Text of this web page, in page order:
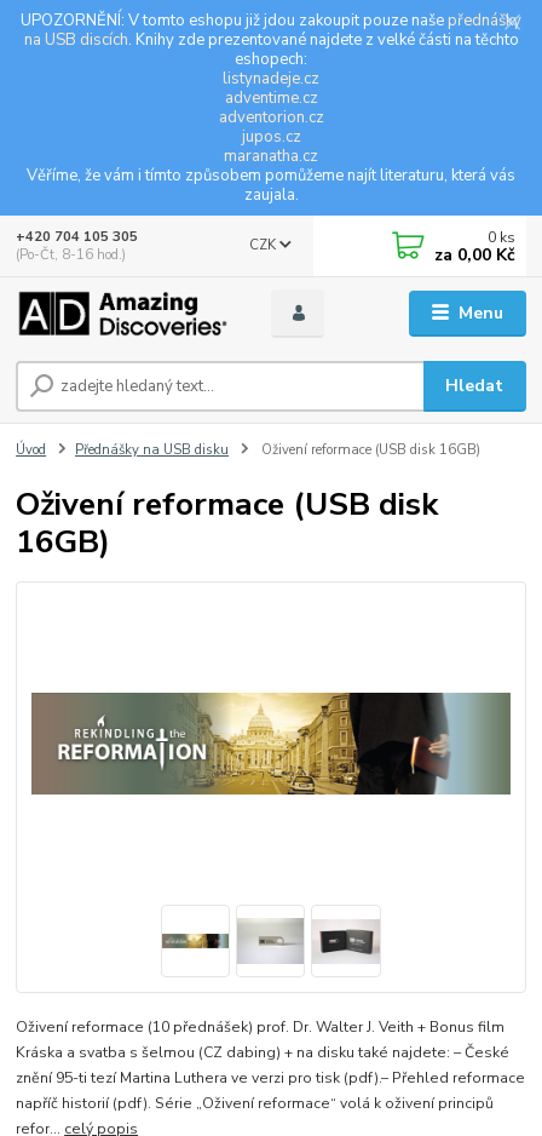
UPOZORNĚNÍ: V tomto eshopu již jdou zakoupit pouze naše přednášky
na USB discích. Knihy zde prezentované najdete z velké části na těchto
eshopech:
listynadeje.cz
adventime.cz
adventorion.cz
jupos.cz
maranatha.cz
Věříme, že vám i tímto způsobem pomůžeme najít literaturu, která vás
zaujala.
Menu
CZK
Hledat
+420 704 105 305
(Po-Čt, 8-16 hod.)
0 ks
za 0,00 Kč
Úvod Přednášky na USB disku Oživení reformace (USB disk 16GB)
Oživení reformace (USB disk
16GB)
Oživení reformace (10 přednášek) prof. Dr. Walter J. Veith + Bonus film
Kráska a svatba s šelmou (CZ dabing) + na disku také najdete: – České
znění 95-ti tezí Martina Luthera ve verzi pro tisk (pdf).– Přehled reformace
napříč historií (pdf). Série „Oživení reformace“ volá k oživení principů
refor... celý popis